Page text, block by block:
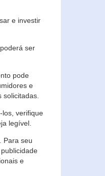
e investir
ser
pode
e
los, verifique
legível.
Para seu
e